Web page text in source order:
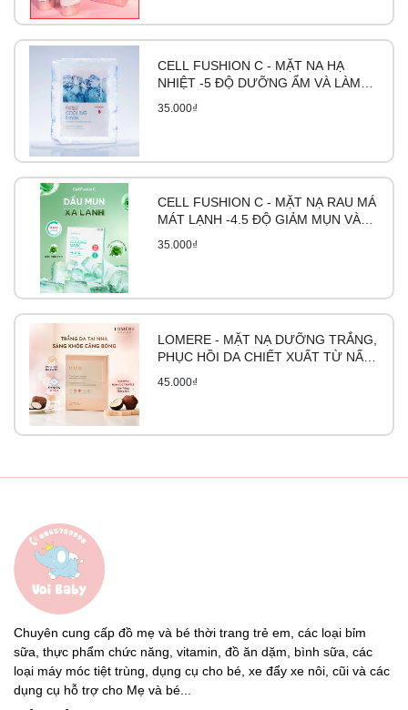
CELL FUSHION C - MẶT NA HẠ
NHIỆT -5 ĐỘ DƯỠNG ẨM VÀ LÀM
35.000₫
CELL FUSHION C - MẶT NẠ RAU MÁ
MÁT LẠNH -4.5 ĐỘ GIẢM MỤN VÀ
LÀM DỊU DA CICA COOLING MASK
35.000₫
LOMERE - MẶT NẠ DƯỠNG TRẮNG,
PHỤC HỒI DA CHIẾT XUẤT TỪ NẤM
45.000₫
Chuyên cung cấp đồ mẹ và bé thời trang trẻ em, các loại bỉm
sữa, thực phẩm chức năng, vitamin, đồ ăn dặm, bình sữa, các
loại máy móc tiệt trùng, dụng cụ cho bé, xe đẩy xe nôi, cũi và các
dụng cụ hỗ trợ cho Mẹ và bé...